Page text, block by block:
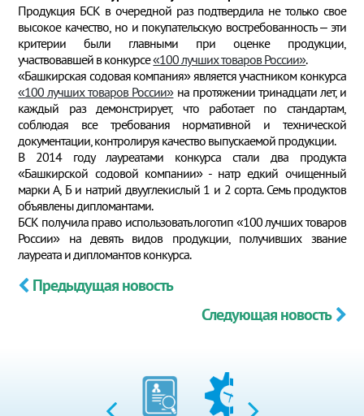
Продукция БСК в очередной раз подтвердила не только свое
высокое качество, но и покупательскую востребованность – эти
критерии были главными при оценке продукции,
участвовавшей в конкурсе«100 лучших товаров России».
«Башкирская содовая компания» является участником конкурса
«100 лучших товаров России»на протяжении тринадцати лет, и
каждый раз демонстрирует, что работает по стандартам,
соблюдая все требования нормативной и технической
документации, контролируя качество выпускаемой продукции.
В 2014 году лауреатами конкурса стали два продукта
«Башкирской содовой компании» - натр едкий очищенный
марки А, Б и натрий двууглекислый 1 и 2 сорта. Семь продуктов
объявлены дипломантами.
БСК получила право использовать логотип «100 лучших товаров
России» на девять видов продукции, получивших звание
лауреата и дипломантов конкурса.
Предыдущая новость
Следующая новость